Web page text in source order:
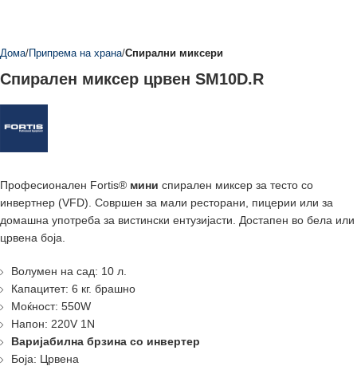
Дома Припрема на храна Спирални миксери
Спирален миксер црвен SM10D.R
Професионален Fortis® мини спирален миксер за тесто со
инвертнер (VFD). Совршен за мали ресторани, пицерии или за
домашна употреба за вистински ентузијасти. Достапен во бела или
црвена боја.
Волумен на сад: 10 л.
Капацитет: 6 кг. брашно
Моќност: 550W
Напон: 220V 1N
Варијабилна брзина со инвертер
Боја: Црвена